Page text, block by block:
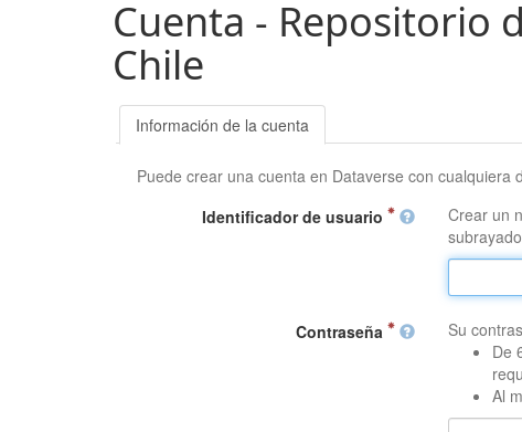
Cuenta - Repositorio
Chile
Información de la cuenta
Puede crear una cuenta en Dataverse con cualquiera
Identificador de usuario
Crear un
Contraseña
Su
De
Al